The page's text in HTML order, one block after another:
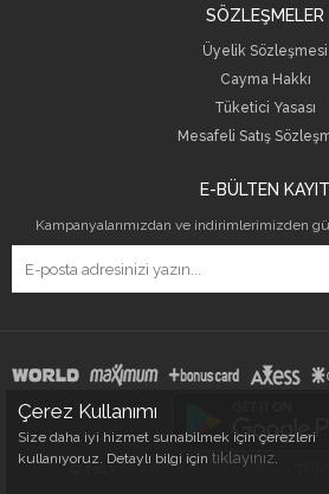
SÖZLEŞMELER
Üyelik Sözleşmesi
Cayma Hakkı
Tüketici Yasası
Mesafeli Satış
E-BÜLTEN KAYIT
Kampanyalarımızdan ve indirimlerimizden
SİPER REKLAM AJANSI -
Çerez Kullanımı
Size daha iyi hizmet sunabilmek için çerezleri
kullanıyoruz. Detaylı bilgi için tıklayınız.